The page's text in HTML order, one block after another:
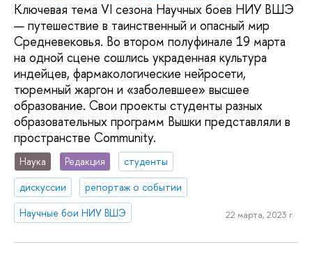
Ключевая тема VI сезона Научных боев НИУ ВШЭ
— путешествие в таинственный и опасный мир
Средневековья. Во втором полуфинале 19 марта
на одной сцене сошлись украденная культура
индейцев, фармакологические нейросети,
тюремный жаргон и «заболевшее» высшее
образование. Свои проекты студенты разных
образовательных программ Вышки представляли в
пространстве Community.
Наука Редакция
студенты
дискуссии
репортаж о событии
Научные бои НИУ ВШЭ
22 марта, 2023 г.